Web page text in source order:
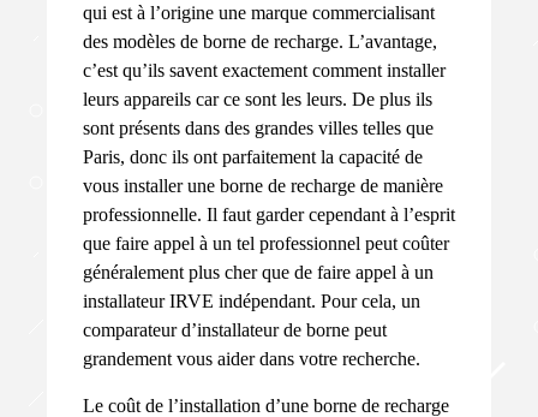
qui est à l’origine une marque commercialisant
des modèles de borne de recharge. L’avantage,
c’est qu’ils savent exactement comment installer
leurs appareils car ce sont les leurs. De plus ils
sont présents dans des grandes villes telles que
Paris, donc ils ont parfaitement la capacité de
vous installer une borne de recharge de manière
professionnelle. Il faut garder cependant à l’esprit
que faire appel à un tel professionnel peut coûter
généralement plus cher que de faire appel à un
installateur IRVE indépendant. Pour cela, un
comparateur d’installateur de borne peut
grandement vous aider dans votre recherche.
Le coût de l’installation d’une borne de recharge